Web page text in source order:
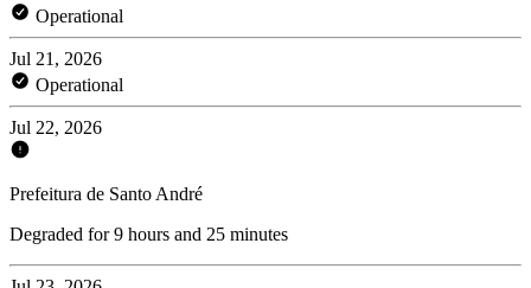
Operational
Jul 21, 2026
Operational
Jul 22, 2026
Prefeitura de Santo André
Degraded for 9 hours and 25 minutes